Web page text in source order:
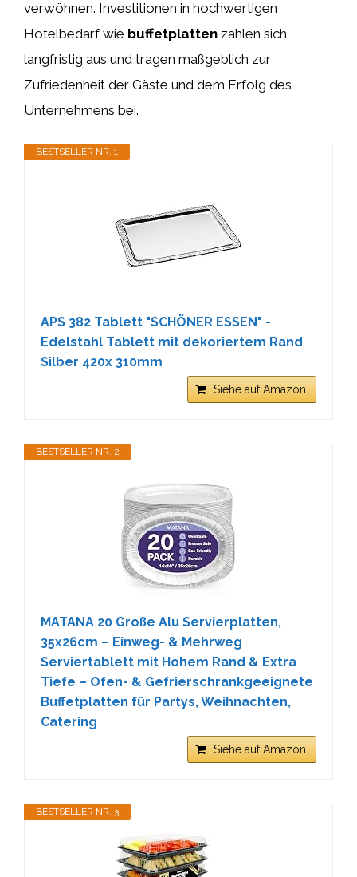
verwöhnen. Investitionen in hochwertigen
Hotelbedarf wie buffetplatten zahlen sich
langfristig aus und tragen maßgeblich zur
Zufriedenheit der Gäste und dem Erfolg des
Unternehmens bei.
BESTSELLER NR. 1
APS 382 Tablett "SCHÖNER ESSEN" -
Edelstahl Tablett mit dekoriertem Rand
Silber 420x 310mm
Siehe auf Amazon
BESTSELLER NR. 2
MATANA 20 Große Alu Servierplatten,
35x26cm – Einweg- & Mehrweg
Serviertablett mit Hohem Rand & Extra
Tiefe – Ofen- & Gefrierschrankgeeignete
Buffetplatten für Partys, Weihnachten,
Catering
Siehe auf Amazon
BESTSELLER NR. 3